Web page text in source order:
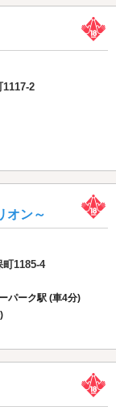
2
オン～
1185-4
パーク駅 (車4分)